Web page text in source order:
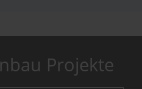
Projekte